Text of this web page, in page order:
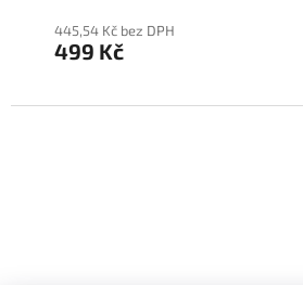
445,54 Kč bez DPH
499 Kč